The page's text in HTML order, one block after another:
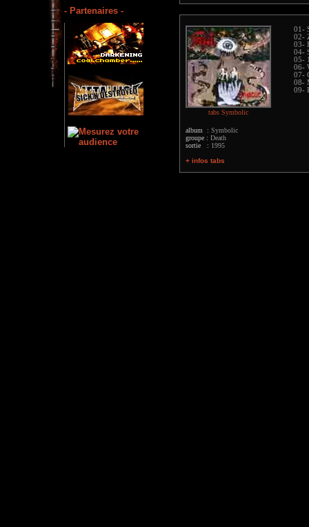
- Partenaires -
tabs Symbolic
album : Symbolic
groupe : Death
sortie : 1995
+ infos tabs
01-
02-
03-
04-
05-
06-
07-
08-
09-